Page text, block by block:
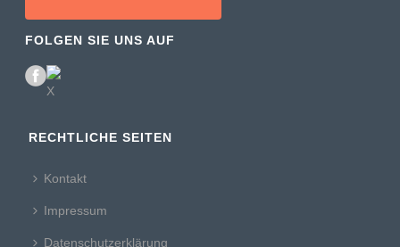
FOLGEN SIE UNS AUF
RECHTLICHE SEITEN
Kontakt
Impressum
Datenschutzerklärung